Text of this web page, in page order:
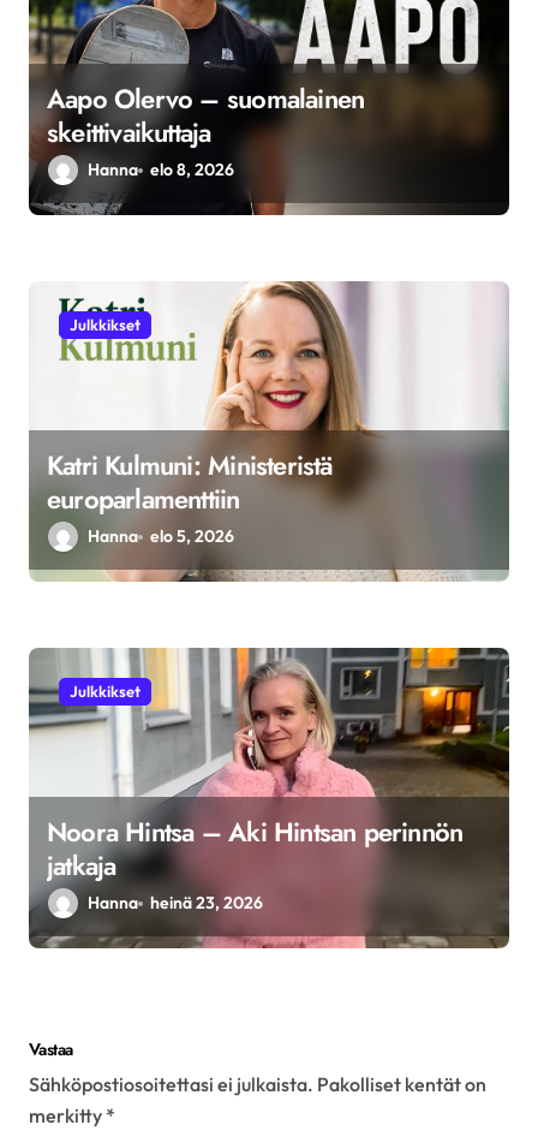
l
a
u
s
Aapo Olervo – suomalainen
skeittivaikuttaja
Hanna elo 8, 2026
Julkkikset
Katri Kulmuni: Ministeristä
europarlamenttiin
Hanna elo 5, 2026
Julkkikset
Noora Hintsa – Aki Hintsan perinnön
jatkaja
Hanna heinä 23, 2026
Vastaa
Sähköpostiosoitettasi ei julkaista. Pakolliset kentät on
merkitty *